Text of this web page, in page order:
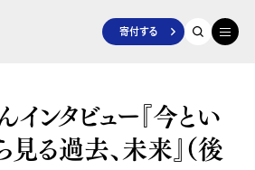
寄付する
ンタビュー『今とい
る過去、未来』（後